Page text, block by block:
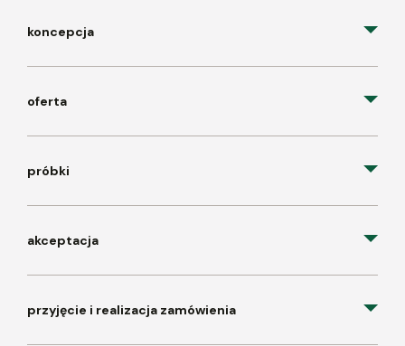
koncepcja
oferta
próbki
akceptacja
przyjęcie i realizacja zamówienia